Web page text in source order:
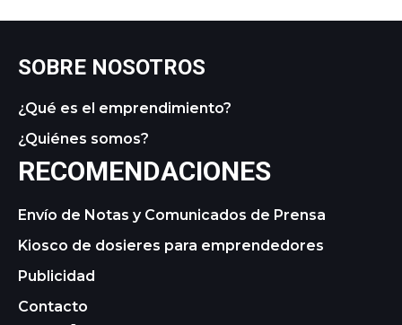
SOBRE NOSOTROS
¿Qué es el emprendimiento?
¿Quiénes somos?
RECOMENDACIONES
Envío de Notas y Comunicados de Prensa
Kiosco de dosieres para emprendedores
Publicidad
Contacto